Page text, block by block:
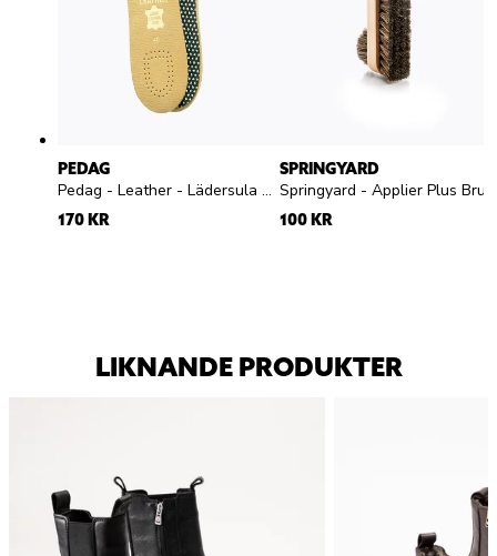
PEDAG
Pedag - Leather - Lädersula med aktivt kol
170 KR
SPRINGYARD
100 KR
LIKNANDE PRODUKTER